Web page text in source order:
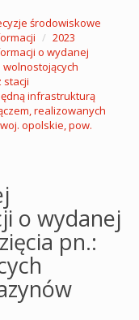
środowiskowe
2023
o wydanej
wolnostojących
stacji
infrastrukturą
realizowanych
opolskie, pow.
o wydanej
pn.: